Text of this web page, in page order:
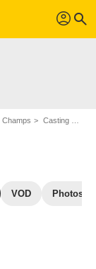
profil search
Champs Casting Champs
VOD Photos